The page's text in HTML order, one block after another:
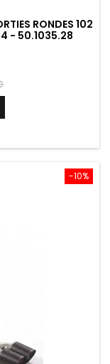
RONDES 102
- 50.1035.28
-10%